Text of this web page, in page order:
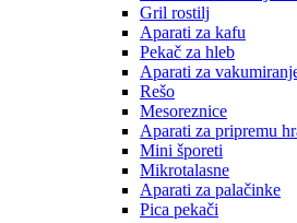
Gril rostilj
Aparati za kafu
Pekač za hleb
Aparati za
Rešo
Mesoreznice
Aparati za pripremu
Mini šporeti
Mikrotalasne
Aparati za palačinke
Pica pekači